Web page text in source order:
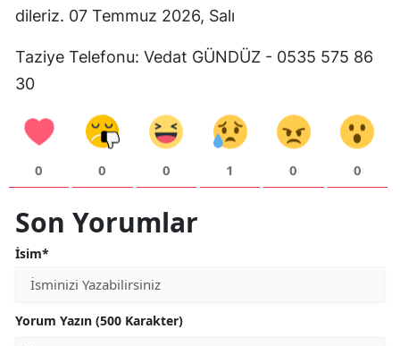
Mersin
İstanbul
Kars
Kastamonu
dileriz. 07 Temmuz 2026, Salı
Taziye Telefonu: Vedat GÜNDÜZ - 0535 575 86
30
0 0 0 1 0 0
Son Yorumlar
İsim*
Yorum Yazın (500 Karakter)